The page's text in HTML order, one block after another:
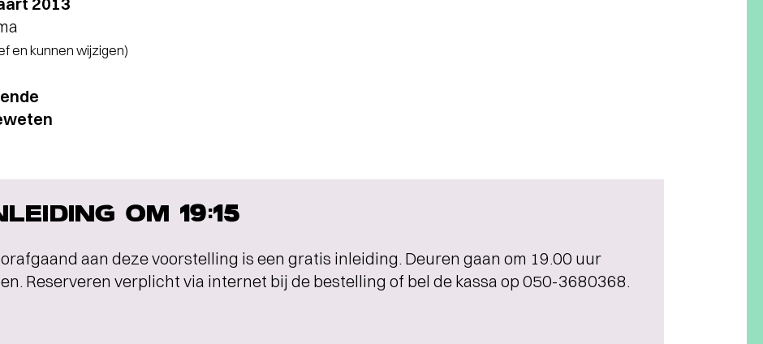
en kunnen wijzigen)
OM 19:15
aan deze voorstelling is een gratis inleiding. Deuren gaan om 19.00 uur
Reserveren verplicht via internet bij de bestelling of bel de kassa op 050-3680368.